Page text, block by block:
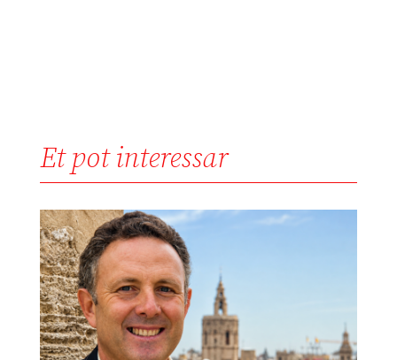
Et pot interessar